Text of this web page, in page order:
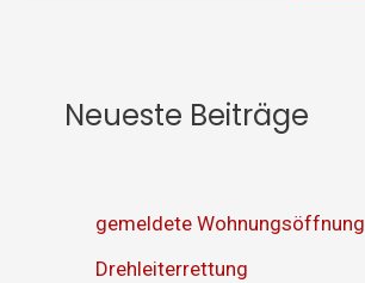
Neueste Beiträge
gemeldete Wohnungsöffnung
Drehleiterrettung